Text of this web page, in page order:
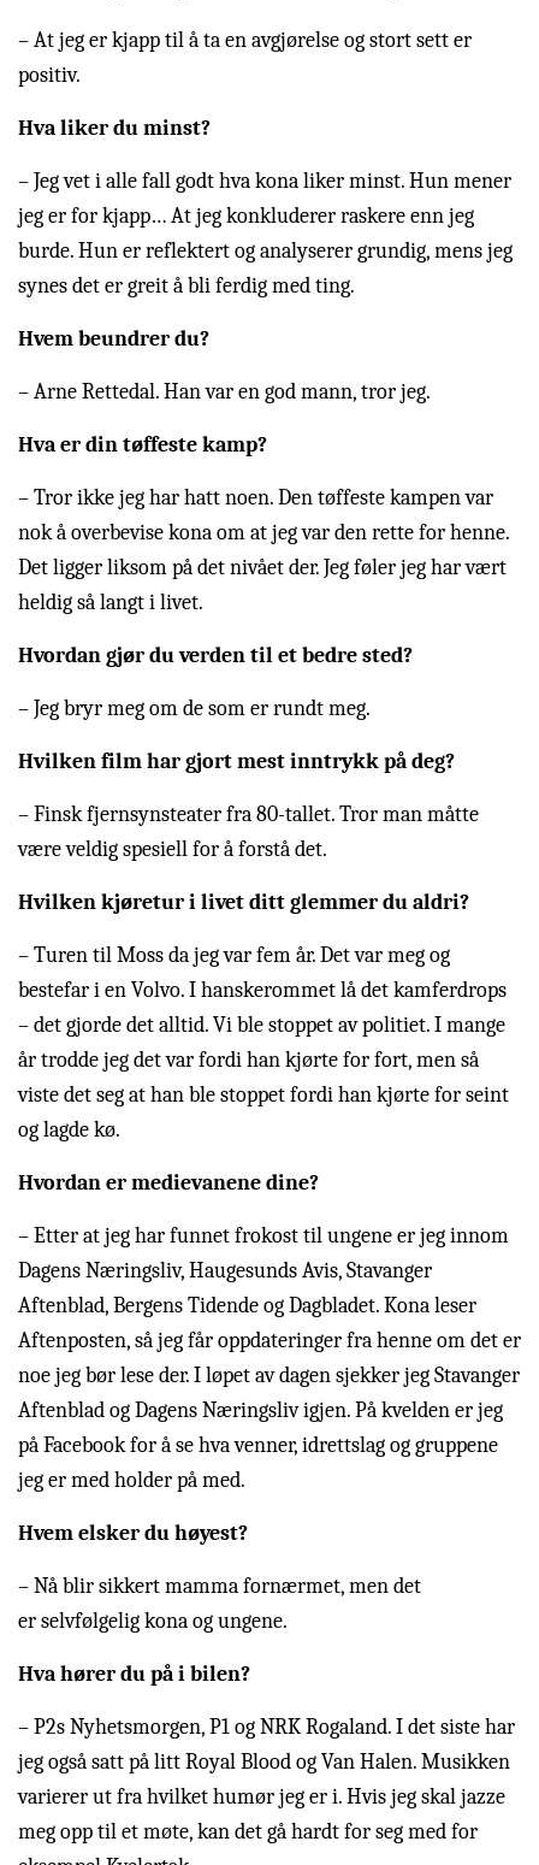
– At jeg er kjapp til å ta en avgjørelse og stort sett er
positiv.
Hva liker du minst?
– Jeg vet i alle fall godt hva kona liker minst. Hun mener
jeg er for kjapp… At jeg konkluderer raskere enn jeg
burde. Hun er reflektert og analyserer grundig, mens jeg
synes det er greit å bli ferdig med ting.
Hvem beundrer du?
– Arne Rettedal. Han var en god mann, tror jeg.
Hva er din tøffeste kamp?
– Tror ikke jeg har hatt noen. Den tøffeste kampen var
nok å overbevise kona om at jeg var den rette for henne.
Det ligger liksom på det nivået der. Jeg føler jeg har vært
heldig så langt i livet.
Hvordan gjør du verden til et bedre sted?
– Jeg bryr meg om de som er rundt meg.
Hvilken film har gjort mest inntrykk på deg?
– Finsk fjernsynsteater fra 80-tallet. Tror man måtte
være veldig spesiell for å forstå det.
Hvilken kjøretur i livet ditt glemmer du aldri?
– Turen til Moss da jeg var fem år. Det var meg og
bestefar i en Volvo. I hanskerommet lå det kamferdrops
– det gjorde det alltid. Vi ble stoppet av politiet. I mange
år trodde jeg det var fordi han kjørte for fort, men så
viste det seg at han ble stoppet fordi han kjørte for seint
og lagde kø.
Hvordan er medievanene dine?
– Etter at jeg har funnet frokost til ungene er jeg innom
Dagens Næringsliv, Haugesunds Avis, Stavanger
Aftenblad, Bergens Tidende og Dagbladet. Kona leser
Aftenposten, så jeg får oppdateringer fra henne om det er
noe jeg bør lese der. I løpet av dagen sjekker jeg Stavanger
Aftenblad og Dagens Næringsliv igjen. På kvelden er jeg
på Facebook for å se hva venner, idrettslag og gruppene
jeg er med holder på med.
Hvem elsker du høyest?
– Nå blir sikkert mamma fornærmet, men det
er selvfølgelig kona og ungene.
Hva hører du på i bilen?
– P2s Nyhetsmorgen, P1 og NRK Rogaland. I det siste har
jeg også satt på litt Royal Blood og Van Halen. Musikken
varierer ut fra hvilket humør jeg er i. Hvis jeg skal jazze
meg opp til et møte, kan det gå hardt for seg med for